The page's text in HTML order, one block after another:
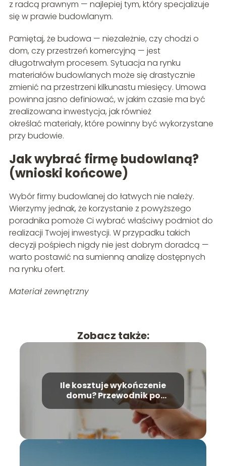
z radcą prawnym — najlepiej tym, który specjalizuje
się w prawie budowlanym.
Pamiętaj, że budowa — niezależnie, czy chodzi o
dom, czy przestrzeń komercyjną — jest
długotrwałym procesem. Sytuacja na rynku
materiałów budowlanych może się drastycznie
zmienić na przestrzeni kilkunastu miesięcy. Umowa
powinna jasno definiować, w jakim czasie ma być
zrealizowana inwestycja, jak również
określać materiały, które powinny być wykorzystane
przy budowie.
Jak wybrać firmę budowlaną?
(wnioski końcowe)
Wybór firmy budowlanej do łatwych nie należy.
Wierzymy jednak, że korzystanie z powyższego
poradnika pomoże Ci wybrać właściwy podmiot do
realizacji Twojej inwestycji. W przypadku takich
decyzji pośpiech nigdy nie jest dobrym doradcą —
warto postawić na sumienną analizę dostępnych
na rynku ofert.
Materiał zewnętrzny
Zobacz także:
Ile kosztuje wykończenie
domu? Przewodnik po
kosztach i materiałach